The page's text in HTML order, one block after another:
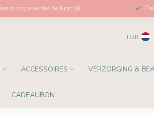
in onze winkel te Kortrijk
EUR
ACCESSOIRES VERZORGING &
CADEAUBON.